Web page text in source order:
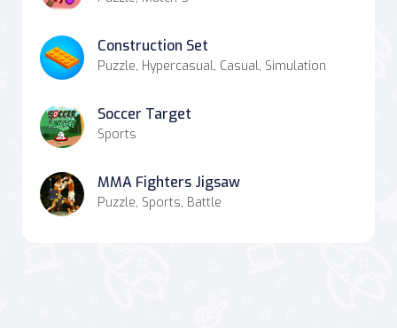
Construction Set
Puzzle, Hypercasual, Casual, Simulation
Soccer Target
Sports
MMA Fighters Jigsaw
Puzzle, Sports, Battle